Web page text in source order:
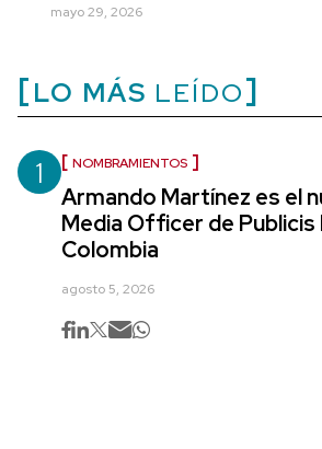
mayo 29, 2026
LO MÁS LEÍDO
1 NOMBRAMIENTOS
Armando Martínez es el
Media Officer de Publicis
Colombia
agosto 5, 2026